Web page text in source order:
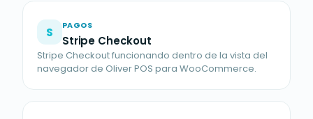
S PAGOS
Stripe Checkout
Stripe Checkout funcionando dentro de la vista del
navegador de Oliver POS para WooCommerce.